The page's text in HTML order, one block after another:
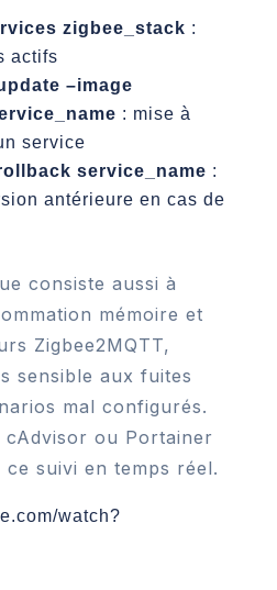
zigbee_stack :
actifs
–image
: mise à
service
service_name :
antérieure en cas de
consiste aussi à
mémoire et
Zigbee2MQTT,
sensible aux fuites
mal configurés.
cAdvisor ou Portainer
suivi en temps réel.
watch?